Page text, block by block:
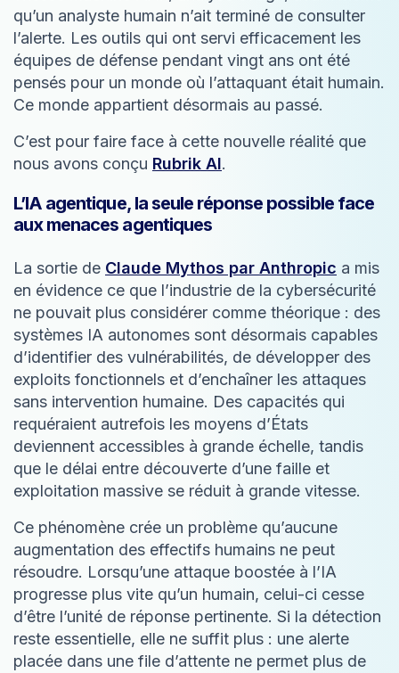
qu’un analyste humain n’ait terminé de consulter
l’alerte. Les outils qui ont servi efficacement les
équipes de défense pendant vingt ans ont été
pensés pour un monde où l’attaquant était humain.
Ce monde appartient désormais au passé.
C’est pour faire face à cette nouvelle réalité que
nous avons conçu Rubrik AI.
L’IA agentique, la seule réponse possible face
aux menaces agentiques
La sortie de Claude Mythos par Anthropic a mis
en évidence ce que l’industrie de la cybersécurité
ne pouvait plus considérer comme théorique : des
systèmes IA autonomes sont désormais capables
d’identifier des vulnérabilités, de développer des
exploits fonctionnels et d’enchaîner les attaques
sans intervention humaine. Des capacités qui
requéraient autrefois les moyens d’États
deviennent accessibles à grande échelle, tandis
que le délai entre découverte d’une faille et
exploitation massive se réduit à grande vitesse.
Ce phénomène crée un problème qu’aucune
augmentation des effectifs humains ne peut
résoudre. Lorsqu’une attaque boostée à l’IA
progresse plus vite qu’un humain, celui-ci cesse
d’être l’unité de réponse pertinente. Si la détection
reste essentielle, elle ne suffit plus : une alerte
placée dans une file d’attente ne permet plus de